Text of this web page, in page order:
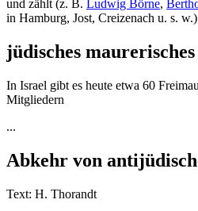
und zählt (z. B. Ludwig Börne,
in Hamburg, Jost, Creizenach u. s.
jüdisches
In Israel gibt es heute etwa 60
Mitgliedern
...
Abkehr von
Text: H. Thorandt